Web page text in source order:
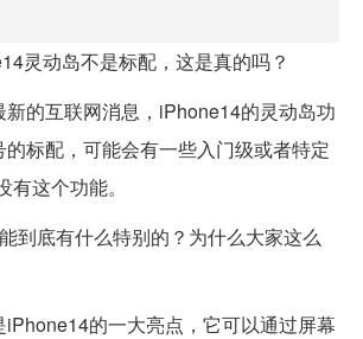
灵动岛不是标配，这是真的吗？
的互联网消息，iPhone14的灵动岛功
标配，可能会有一些入门级或者特定
这个功能。
到底有什么特别的？为什么大家这么
的一大亮点，它可以通过屏幕